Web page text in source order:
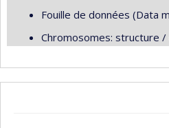
Fouille de données (Data
Chromosomes: structure /